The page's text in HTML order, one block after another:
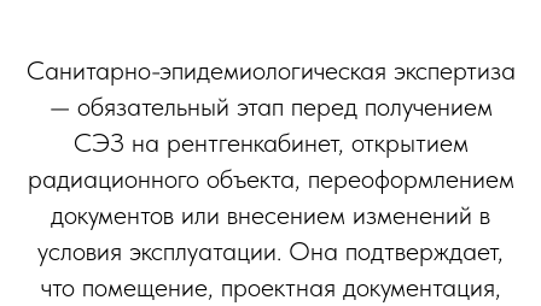
Санитарно-эпидемиологическая экспертиза
— обязательный этап перед получением
СЭЗ на рентгенкабинет, открытием
радиационного объекта, переоформлением
документов или внесением изменений в
условия эксплуатации. Она подтверждает,
что помещение, проектная документация,